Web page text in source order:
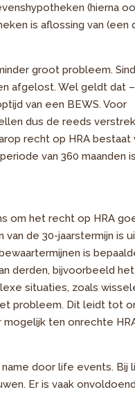
(hierna
is aflossing van (een
groot probleem.
afgelost. Wel geldt dat –
van een BEWS. Voor
dus de reeds
recht op HRA bestaat
van 360 maanden
om het recht op HRA
de 30-jaarstermijn is
is
derden, bijvoorbeeld het
situaties, zoals
probleem. Dit leidt tot
ten onrechte
door life events. Bij
Er is vaak